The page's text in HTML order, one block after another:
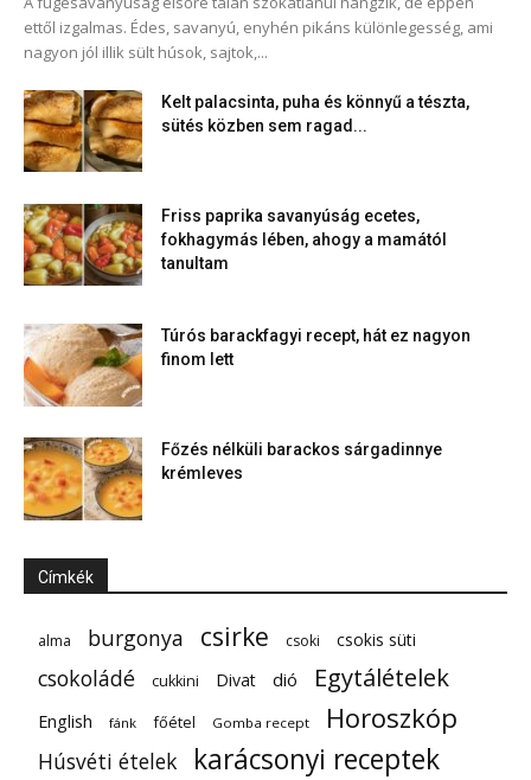
ettől izgalmas. Édes, savanyú, enyhén pikáns különlegesség, ami
nagyon jól illik sült húsok, sajtok,...
Kelt palacsinta, puha és könnyű a tészta,
sütés közben sem ragad...
Friss paprika savanyúság ecetes,
fokhagymás lében, ahogy a mamától
tanultam
Túrós barackfagyi recept, hát ez nagyon
finom lett
Főzés nélküli barackos sárgadinnye
krémleves
Címkék
alma burgonya csirke csoki csokis süti
csokoládé cukkini Divat dió Egytálételek
English fánk főétel Gomba recept Horoszkóp
Húsvéti ételek karácsonyi receptek